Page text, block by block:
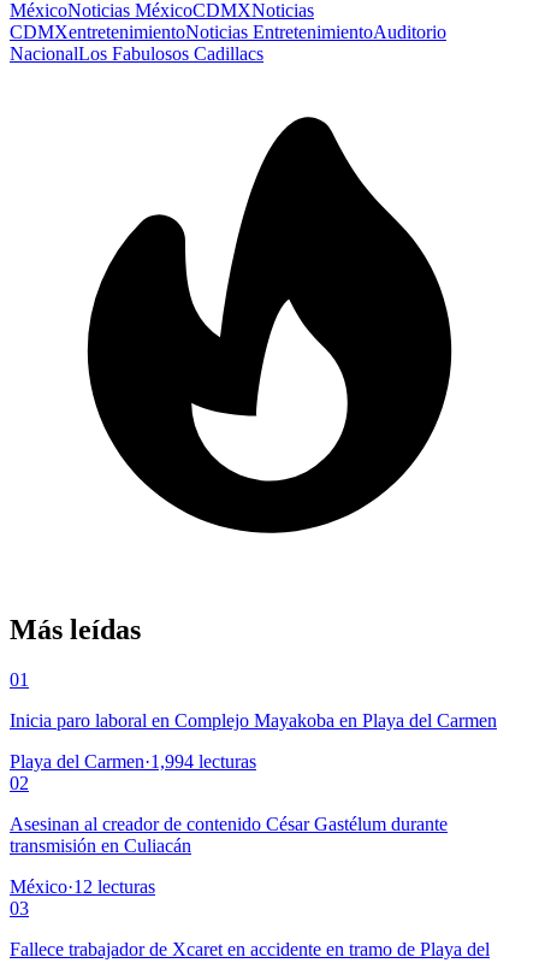
MéxicoNoticias MéxicoCDMXNoticias
CDMXentretenimientoNoticias EntretenimientoAuditorio
NacionalLos Fabulosos Cadillacs
Más leídas
01
Inicia paro laboral en Complejo Mayakoba en Playa del Carmen
Playa del Carmen·1,994 lecturas
02
Asesinan al creador de contenido César Gastélum durante
transmisión en Culiacán
México·12 lecturas
03
Fallece trabajador de Xcaret en accidente en tramo de Playa del